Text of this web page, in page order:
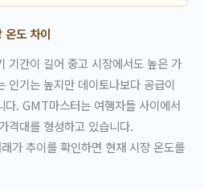
온도 차이
기간이 길어 중고 시장에서도 높은 가
인기는 높지만 데이토나보다 공급이
다. GMT마스터는 여행자들 사이에서
격대를 형성하고 있습니다.
가 추이를 확인하면 현재 시장 온도를